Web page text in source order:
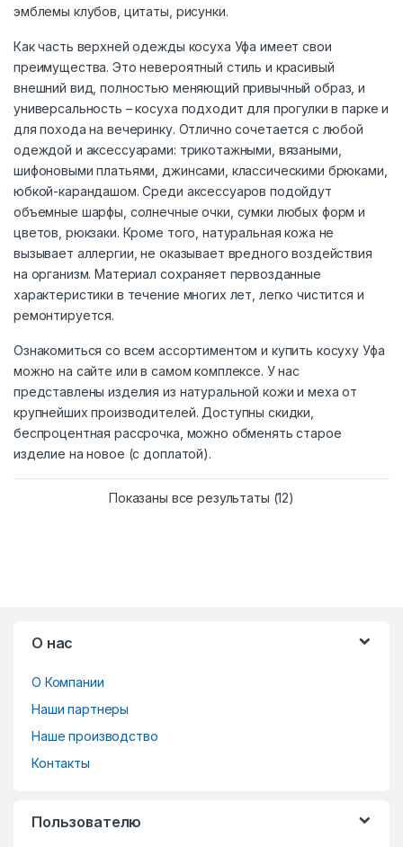
эмблемы клубов, цитаты, рисунки.
Как часть верхней одежды косуха Уфа имеет свои
преимущества. Это невероятный стиль и красивый
внешний вид, полностью меняющий привычный образ, и
универсальность – косуха подходит для прогулки в парке и
для похода на вечеринку. Отлично сочетается с любой
одеждой и аксессуарами: трикотажными, вязаными,
шифоновыми платьями, джинсами, классическими брюками,
юбкой-карандашом. Среди аксессуаров подойдут
объемные шарфы, солнечные очки, сумки любых форм и
цветов, рюкзаки. Кроме того, натуральная кожа не
вызывает аллергии, не оказывает вредного воздействия
на организм. Материал сохраняет первозданные
характеристики в течение многих лет, легко чистится и
ремонтируется.
Ознакомиться со всем ассортиментом и купить косуху Уфа
можно на сайте или в самом комплексе. У нас
представлены изделия из натуральной кожи и меха от
крупнейших производителей. Доступны скидки,
беспроцентная рассрочка, можно обменять старое
изделие на новое (с доплатой).
Показаны все результаты (12)
О нас
О Компании
Наши партнеры
Наше производство
Контакты
Пользователю